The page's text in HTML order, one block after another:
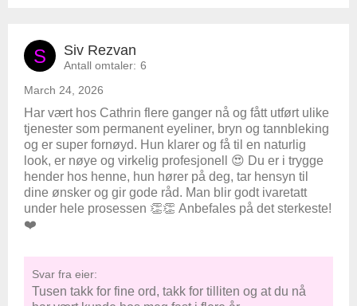
S Siv Rezvan
Antall omtaler: 6
March 24, 2026
Har vært hos Cathrin flere ganger nå og fått utført ulike
tjenester som permanent eyeliner, bryn og tannbleking
og er super fornøyd. Hun klarer og få til en naturlig
look, er nøye og virkelig profesjonell 😍 Du er i trygge
hender hos henne, hun hører på deg, tar hensyn til
dine ønsker og gir gode råd. Man blir godt ivaretatt
under hele prosessen 👏👏 Anbefales på det sterkeste!
❤️
Svar fra eier:
Tusen takk for fine ord, takk for tilliten og at du nå